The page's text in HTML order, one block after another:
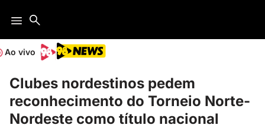
Ao vivo
Clubes nordestinos pedem
reconhecimento do Torneio Norte-
Nordeste como título nacional